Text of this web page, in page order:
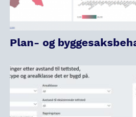
Plan- og